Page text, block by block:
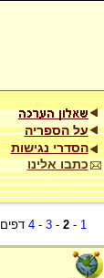
על הספריה
הסדרי נגישות
כתבו אלינו
1
-
2
-
3
-
4 דפים